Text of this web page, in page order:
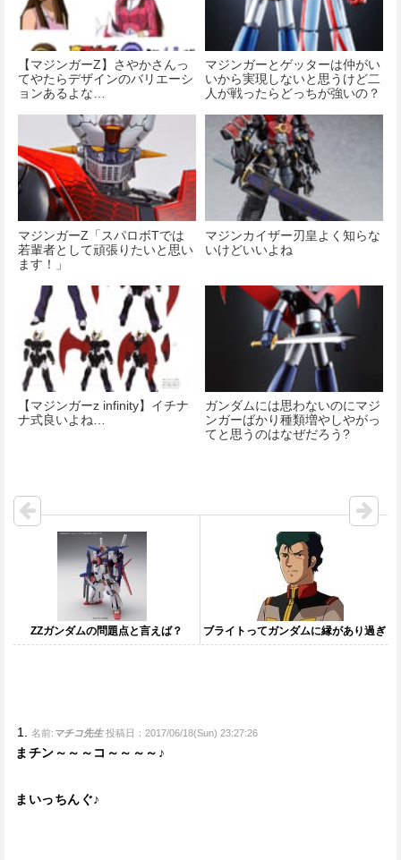
【マジンガーΖ】さやかさんっ
てやたらデザインのバリエーシ
ョンあるよな…
マジンガーとゲッターは仲がい
いから実現しないと思うけど二
人が戦ったらどっちが強いの？
マジンガーZ「スパロボTでは
若輩者として頑張りたいと思い
ます！」
マジンカイザー刃皇よく知らな
いけどいいよね
【マジンガーz infinity】イチナ
ナ式良いよね…
ガンダムには思わないのにマジ
ンガーばかり種類増やしやがっ
てと思うのはなぜだろう?
ZZガンダムの問題点と言えば？ ブライトってガンダムに縁があり過ぎ
名前: マチコ先生 投稿日：2017/06/18(Sun) 23:27:26
まチン～～～コ～～～～♪
まいっちんぐ♪